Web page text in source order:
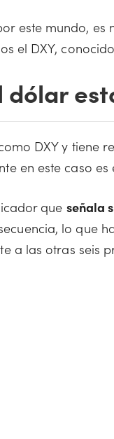
este mundo,
el DXY,
dólar
DXY y tiene
en este caso
que señala
lo que
a las otras seis